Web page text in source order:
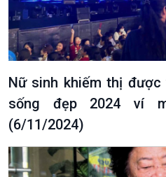
Podcast
Nữ sinh khiếm thị được
sống đẹp 2024 ví
(6/11/2024)